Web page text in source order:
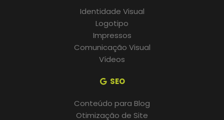
Identidade Visual
Logotipo
Impressos
Comunicação Visual
Vídeos
SEO
Conteúdo para Blog
Otimização de Site